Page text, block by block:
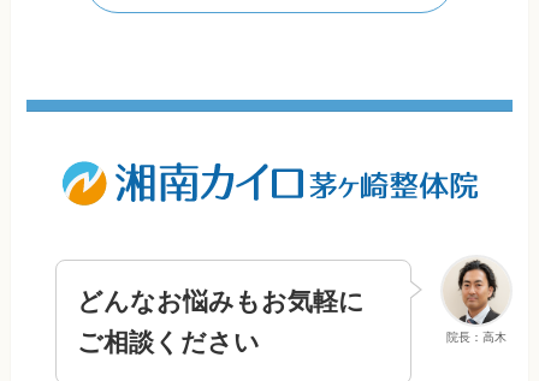
院長：高木
どんなお悩みもお気軽に
ご相談ください